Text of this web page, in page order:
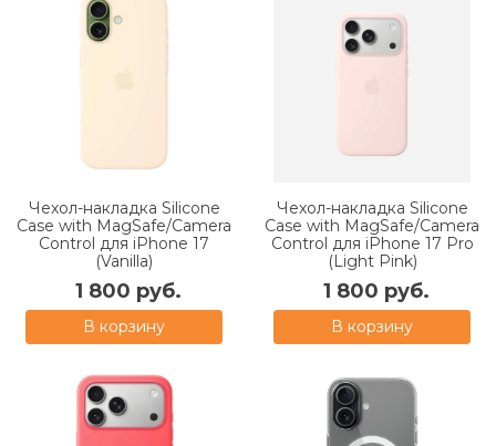
Чехол-накладка Silicone
Case with MagSafe/Camera
Control для iPhone 17
(Vanilla)
1 800 руб.
В корзину
Чехол-накладка Silicone
Case with MagSafe/Camera
Control для iPhone 17 Pro
(Light Pink)
1 800 руб.
В корзину